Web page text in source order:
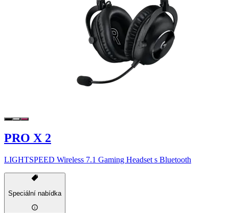
PRO X 2
LIGHTSPEED Wireless 7.1 Gaming Headset s Bluetooth
Speciální nabídka